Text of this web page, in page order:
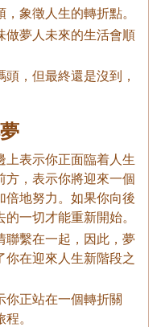
象徵人生的轉折點。
做夢人未來的生活會順
，但最終還是沒到，
上表示你正面臨着人生
方，表示你將迎來一個
倍地努力。如果你向後
一切才能重新開始。
聯繫在一起，因此，夢
你在迎來人生新階段之
你正站在一個轉折關
。